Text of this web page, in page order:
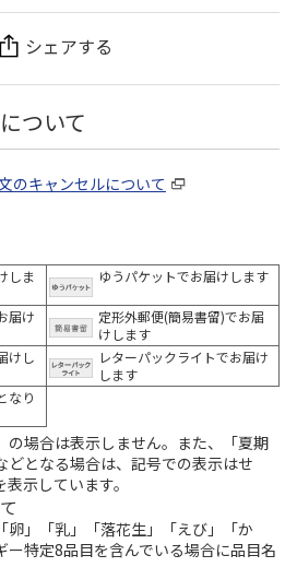
シェアする
ついて
のキャンセルについて
しま
ゆうパケットでお届けします
届け
定形外郵便(簡易書留)でお届
けします
けし
レターパックライトでお届け
します
なり
の場合は表示しません。また、「夏期
どとなる場合は、記号での表示はせ
示しています。
卵」「乳」「落花生」「えび」「か
ー特定8品目を含んでいる場合に品目名